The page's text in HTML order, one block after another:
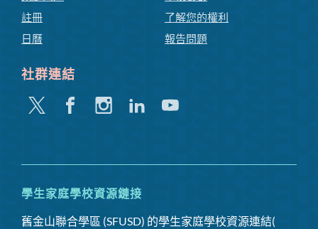
註冊
日曆
了解您的權利
報告問題
社群連結
嘰
FacebookInstagram
領
Youtube
學生家庭學校資源鏈接
舊金山聯合學區 (SFUSD) 的學生家庭學校資源連結(